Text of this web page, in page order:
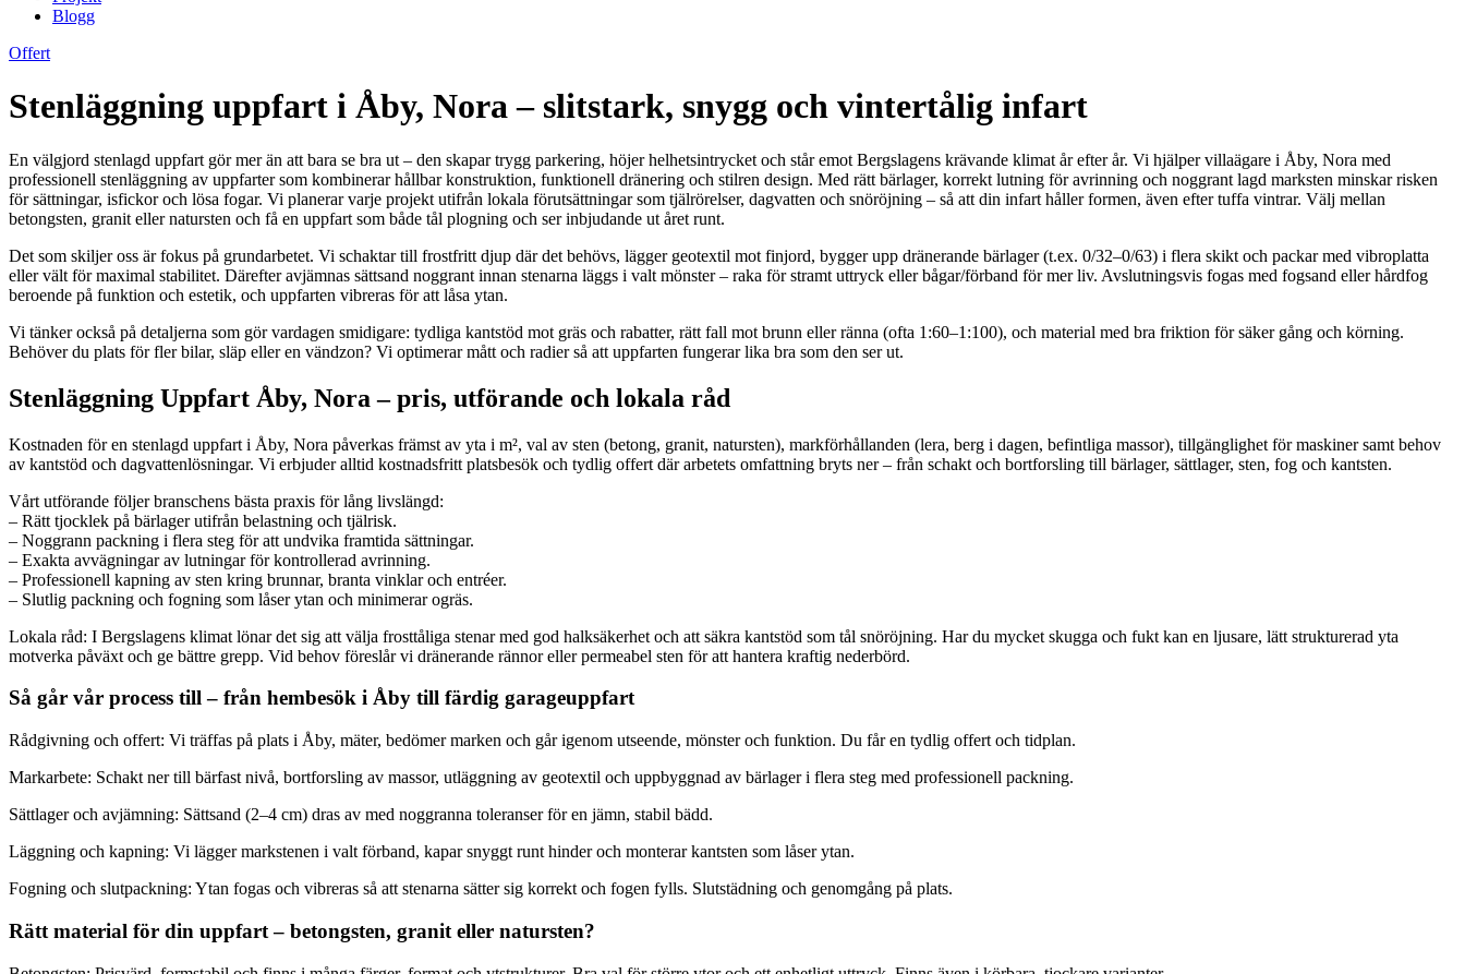
Blogg
Offert
Stenläggning uppfart i Åby, Nora – slitstark, snygg och vintertålig infart
En välgjord stenlagd uppfart gör mer än att bara se bra ut – den skapar trygg parkering, höjer helhetsintrycket och står emot Bergslagens krävande klimat år efter år. Vi hjälper villaägare i Åby, Nora med
professionell stenläggning av uppfarter som kombinerar hållbar konstruktion, funktionell dränering och stilren design. Med rätt bärlager, korrekt lutning för avrinning och noggrant lagd marksten minskar risken
för sättningar, isfickor och lösa fogar. Vi planerar varje projekt utifrån lokala förutsättningar som tjälrörelser, dagvatten och snöröjning – så att din infart håller formen, även efter tuffa vintrar. Välj mellan
betongsten, granit eller natursten och få en uppfart som både tål plogning och ser inbjudande ut året runt.
Det som skiljer oss är fokus på grundarbetet. Vi schaktar till frostfritt djup där det behövs, lägger geotextil mot finjord, bygger upp dränerande bärlager (t.ex. 0/32–0/63) i flera skikt och packar med vibroplatta
eller vält för maximal stabilitet. Därefter avjämnas sättsand noggrant innan stenarna läggs i valt mönster – raka för stramt uttryck eller bågar/förband för mer liv. Avslutningsvis fogas med fogsand eller hårdfog
beroende på funktion och estetik, och uppfarten vibreras för att låsa ytan.
Vi tänker också på detaljerna som gör vardagen smidigare: tydliga kantstöd mot gräs och rabatter, rätt fall mot brunn eller ränna (ofta 1:60–1:100), och material med bra friktion för säker gång och körning.
Behöver du plats för fler bilar, släp eller en vändzon? Vi optimerar mått och radier så att uppfarten fungerar lika bra som den ser ut.
Stenläggning Uppfart Åby, Nora – pris, utförande och lokala råd
Kostnaden för en stenlagd uppfart i Åby, Nora påverkas främst av yta i m², val av sten (betong, granit, natursten), markförhållanden (lera, berg i dagen, befintliga massor), tillgänglighet för maskiner samt behov
av kantstöd och dagvattenlösningar. Vi erbjuder alltid kostnadsfritt platsbesök och tydlig offert där arbetets omfattning bryts ner – från schakt och bortforsling till bärlager, sättlager, sten, fog och kantsten.
Vårt utförande följer branschens bästa praxis för lång livslängd:
– Rätt tjocklek på bärlager utifrån belastning och tjälrisk.
– Noggrann packning i flera steg för att undvika framtida sättningar.
– Exakta avvägningar av lutningar för kontrollerad avrinning.
– Professionell kapning av sten kring brunnar, branta vinklar och entréer.
– Slutlig packning och fogning som låser ytan och minimerar ogräs.
Lokala råd: I Bergslagens klimat lönar det sig att välja frosttåliga stenar med god halksäkerhet och att säkra kantstöd som tål snöröjning. Har du mycket skugga och fukt kan en ljusare, lätt strukturerad yta
motverka påväxt och ge bättre grepp. Vid behov föreslår vi dränerande rännor eller permeabel sten för att hantera kraftig nederbörd.
Så går vår process till – från hembesök i Åby till färdig garageuppfart
Rådgivning och offert: Vi träffas på plats i Åby, mäter, bedömer marken och går igenom utseende, mönster och funktion. Du får en tydlig offert och tidplan.
Markarbete: Schakt ner till bärfast nivå, bortforsling av massor, utläggning av geotextil och uppbyggnad av bärlager i flera steg med professionell packning.
Sättlager och avjämning: Sättsand (2–4 cm) dras av med noggranna toleranser för en jämn, stabil bädd.
Läggning och kapning: Vi lägger markstenen i valt förband, kapar snyggt runt hinder och monterar kantsten som låser ytan.
Fogning och slutpackning: Ytan fogas och vibreras så att stenarna sätter sig korrekt och fogen fylls. Slutstädning och genomgång på plats.
Rätt material för din uppfart – betongsten, granit eller natursten?